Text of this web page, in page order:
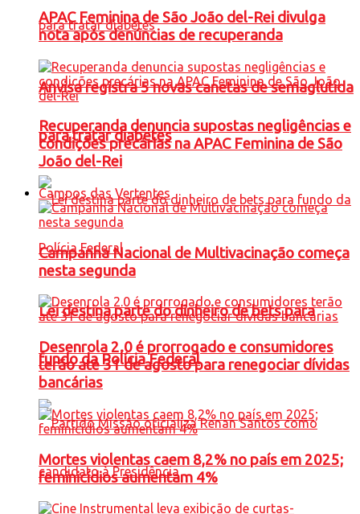
Anvisa registra 5 novas canetas de semaglutida
para tratar diabetes
Lei destina parte do dinheiro de bets para
fundo da Polícia Federal
APAC Feminina de São João del-Rei divulga
nota após denúncias de recuperanda
Recuperanda denuncia supostas negligências e
condições precárias na APAC Feminina de São
João del-Rei
Campos das Vertentes
Campanha Nacional de Multivacinação começa
nesta segunda
Desenrola 2.0 é prorrogado e consumidores
terão até 31 de agosto para renegociar dívidas
bancárias
Mortes violentas caem 8,2% no país em 2025;
feminicídios aumentam 4%